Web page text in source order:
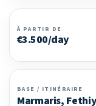
À PARTIR DE
€3.500/day
BASE / ITINÉRAIRE
Marmaris,